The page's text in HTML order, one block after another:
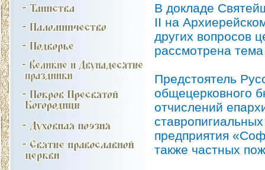
В докладе
II на
других вопросов
рассмотрена
Предстоятель
общецерковного
отчислений
предприятия
также частных